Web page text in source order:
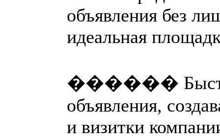
объявления без
идеальная
������ Быстро
объявления,
и визитки